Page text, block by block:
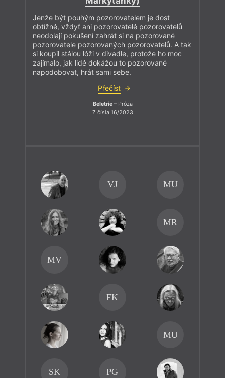
Jenže být pouhým pozorovatelem je dost
obtížné, vždyť ani pozorovatelé pozorovatelů
neodolají pokušení zahrát si na pozorované
pozorovatele pozorovaných pozorovatelů. A tak
si koupil stálou lóži v divadle, protože ho moc
zajímalo, jak lidé dokážou to pozorované
napodobovat, hrát sami sebe.
Přečíst
Beletrie– Próza
Z čísla 16/2023
VJ MU
MR
MV
FK
MU
SK PG